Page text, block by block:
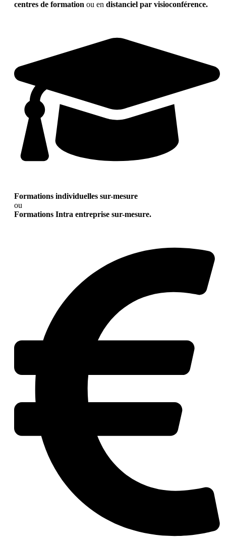
centres de formation ou en distanciel par visioconférence.
Formations individuelles sur-mesure
ou
Formations Intra entreprise sur-mesure.